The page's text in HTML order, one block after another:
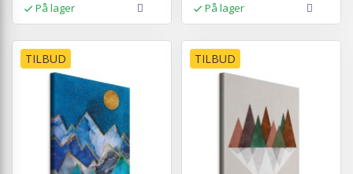
På lager På lager
TILBUD TILBUD